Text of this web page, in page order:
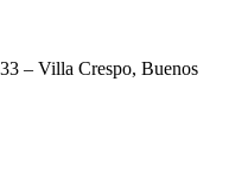
– Villa Crespo, Buenos